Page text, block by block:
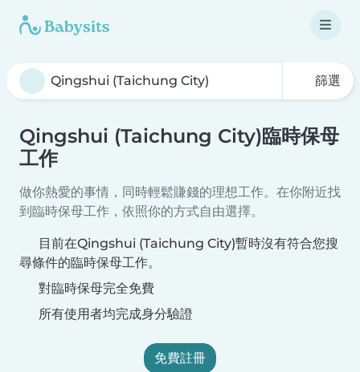
篩選
Qingshui (Taichung City)臨時保母
工作
做你熱愛的事情，同時輕鬆賺錢的理想工作。在你附近找
到臨時保母工作，依照你的方式自由選擇。
目前在Qingshui (Taichung City)暫時沒有符合您搜
尋條件的臨時保母工作。
對臨時保母完全免費
所有使用者均完成身分驗證
免費註冊